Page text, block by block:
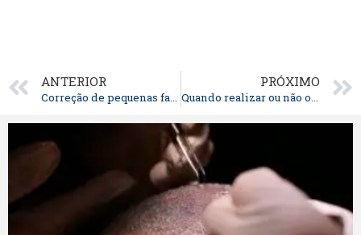
ANTERIOR
Correção de pequenas falhas no cabelo feminino
PRÓXIMO
Quando realizar ou não o transplante capilar?